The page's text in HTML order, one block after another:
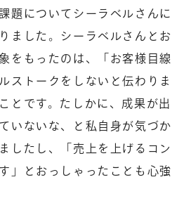
題についてシーラベルさんに
ました。シーラベルさんとお
をもったのは、「お客様目線
ストークをしないと伝わりま
とです。たしかに、成果が出
いないな、と私自身が気づか
したし、「売上を上げるコン
」とおっしゃったことも心強